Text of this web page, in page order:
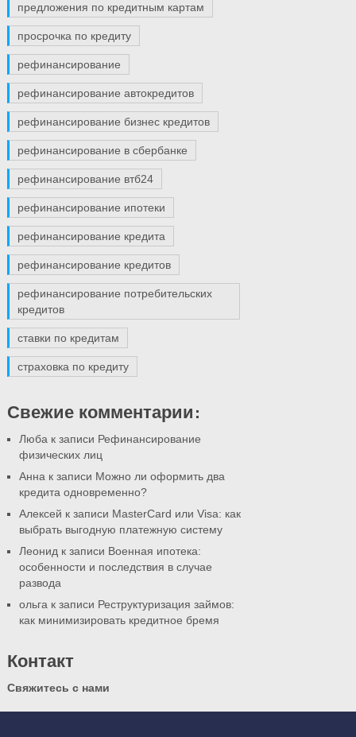
предложения по кредитным картам
просрочка по кредиту
рефинансирование
рефинансирование автокредитов
рефинансирование бизнес кредитов
рефинансирование в сбербанке
рефинансирование втб24
рефинансирование ипотеки
рефинансирование кредита
рефинансирование кредитов
рефинансирование потребительских
кредитов
ставки по кредитам
страховка по кредиту
Свежие комментарии:
Люба к записи Рефинансирование
физических лиц
Анна к записи Можно ли оформить два
кредита одновременно?
Алексей к записи MasterCard или Visa: как
выбрать выгодную платежную систему
Леонид к записи Военная ипотека:
особенности и последствия в случае
развода
ольга к записи Реструктуризация займов:
как минимизировать кредитное бремя
Контакт
Свяжитесь с нами